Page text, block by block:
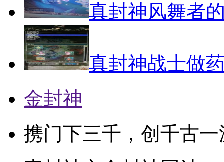
真封神风舞者
真封神战士做
金封神
携门下三千，创千古一